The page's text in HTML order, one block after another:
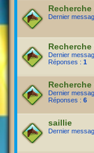
Dernier
Dernier
Réponses : 1
Dernier
Réponses : 6
saillie
Dernier